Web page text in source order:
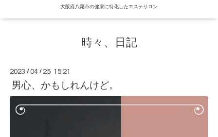
大阪府八尾市の健康に特化したエステサロン
時々、日記
2023 /04 / 25 15:21
男心、かもしれんけど。